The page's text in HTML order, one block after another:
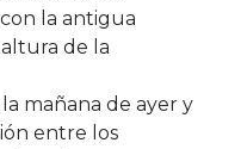
la antigua
de la
mañana de ayer y
entre los